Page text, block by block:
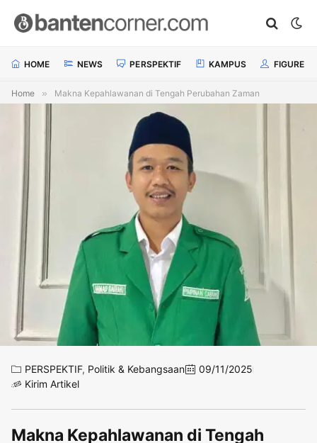
HOME NEWS PERSPEKTIF KAMPUS FIGURE
Home » Makna Kepahlawanan di Tengah Perubahan Zaman
PERSPEKTIF, Politik & Kebangsaan
09/11/2025
Kirim Artikel
Makna Kepahlawanan di Tengah